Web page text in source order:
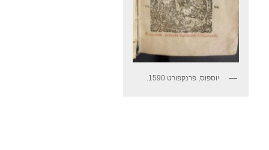
יוספוס, פרנקפורט 1590.